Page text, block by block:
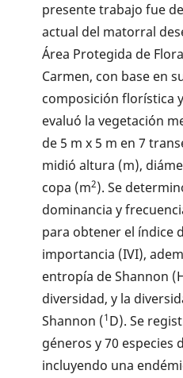
presente trabajo fue
actual del matorral
Área Protegida de
Carmen, con base en
composición florística
evaluó la vegetación
de 5 m x 5 m en 7
midió altura (m),
copa (m2). Se
dominancia y
para obtener el índice
importancia (IVI),
entropía de Shannon
diversidad, y la
Shannon (1D). Se
géneros y 70 especies
incluyendo una